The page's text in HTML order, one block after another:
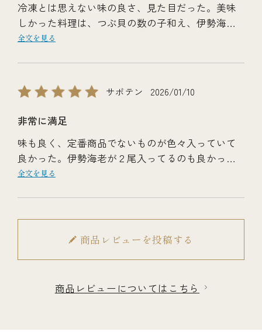
冷凍とは思えない味の良さ、見た目だった。美味
しかった料理は、つぶ貝の数の子和え、伊勢海老
柚子マヨネーズ焼き。初めてお節料理を買ったけ
全文を見る
サボテン 2026/01/10
非常に満足
味も良く、定番商品でないものが色々入っていて
良かった。伊勢海老が２尾入ってるのも良かっ
た。美味しかった料理は、みんな美味しかった
しかったので来年も注文したいです。おせちを購
入しても、何か必ず残るのですが、下手な変わり
種が無いので家族３人で1日で食べきりました。
全文を見る
商品レビューを投稿する
商品レビューについてはこちら